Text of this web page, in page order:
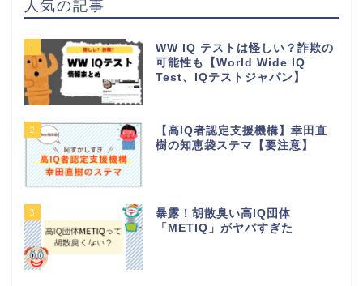
人気の記事
1
WW IQ テストは怪しい？詐欺の
可能性も【World Wide IQ
Test、IQテストジャパン】
2
【高IQ者認定支援機構】幸田直
樹の知恵袋ステマ【要注意】
3
暴露！胡散臭い高IQ団体
「METIQ」がヤバすぎた